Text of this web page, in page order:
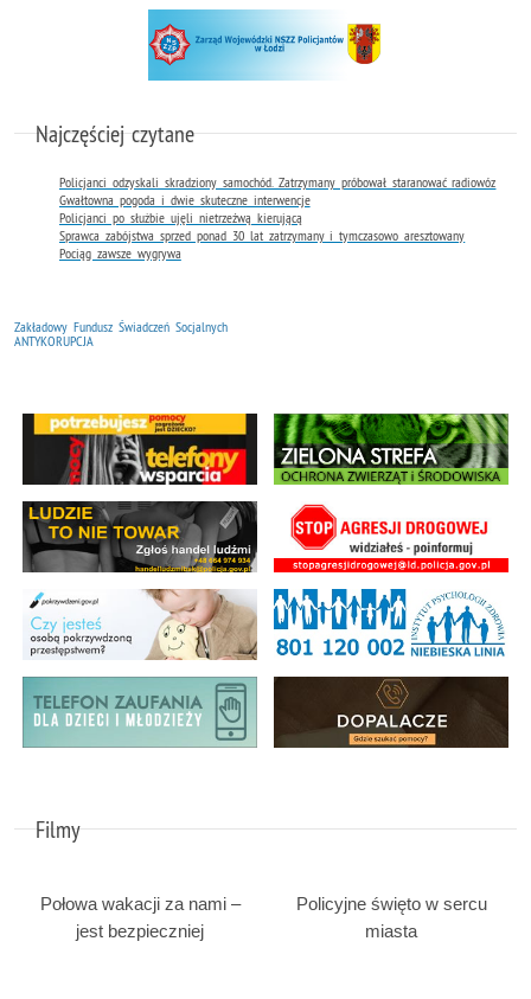
Najczęściej czytane
Policjanci odzyskali skradziony samochód. Zatrzymany próbował staranować radiowóz
Gwałtowna pogoda i dwie skuteczne interwencje
Policjanci po służbie ujęli nietrzeźwą kierującą
Sprawca zabójstwa sprzed ponad 30 lat zatrzymany i tymczasowo aresztowany
Pociąg zawsze wygrywa
Zakładowy Fundusz Świadczeń Socjalnych
ANTYKORUPCJA
Filmy
Połowa wakacji za nami –
jest bezpieczniej
Policyjne święto w sercu
miasta